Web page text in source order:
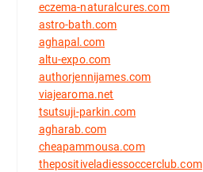
eczema-naturalcures.com
astro-bath.com
aghapal.com
altu-expo.com
authorjennijames.com
viajearoma.net
tsutsuji-parkin.com
agharab.com
cheapammousa.com
thepositiveladiessoccerclub.com